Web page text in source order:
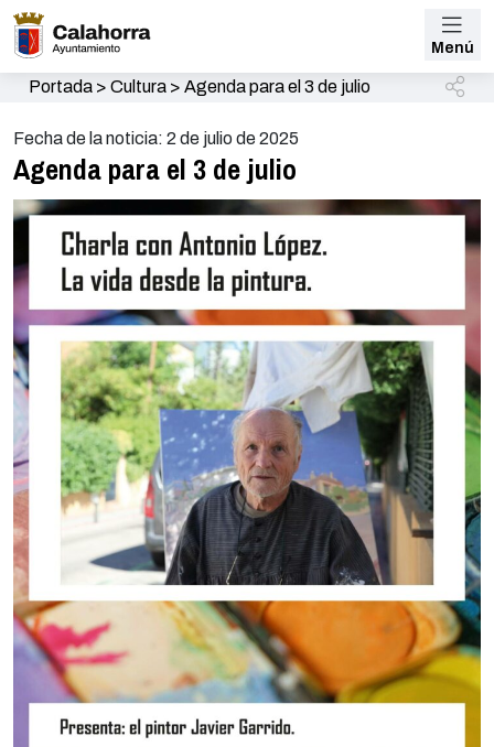
Menú
Portada> Cultura> Agenda para el 3 de julio
Fecha de la noticia: 2 de julio de 2025
Agenda para el 3 de julio